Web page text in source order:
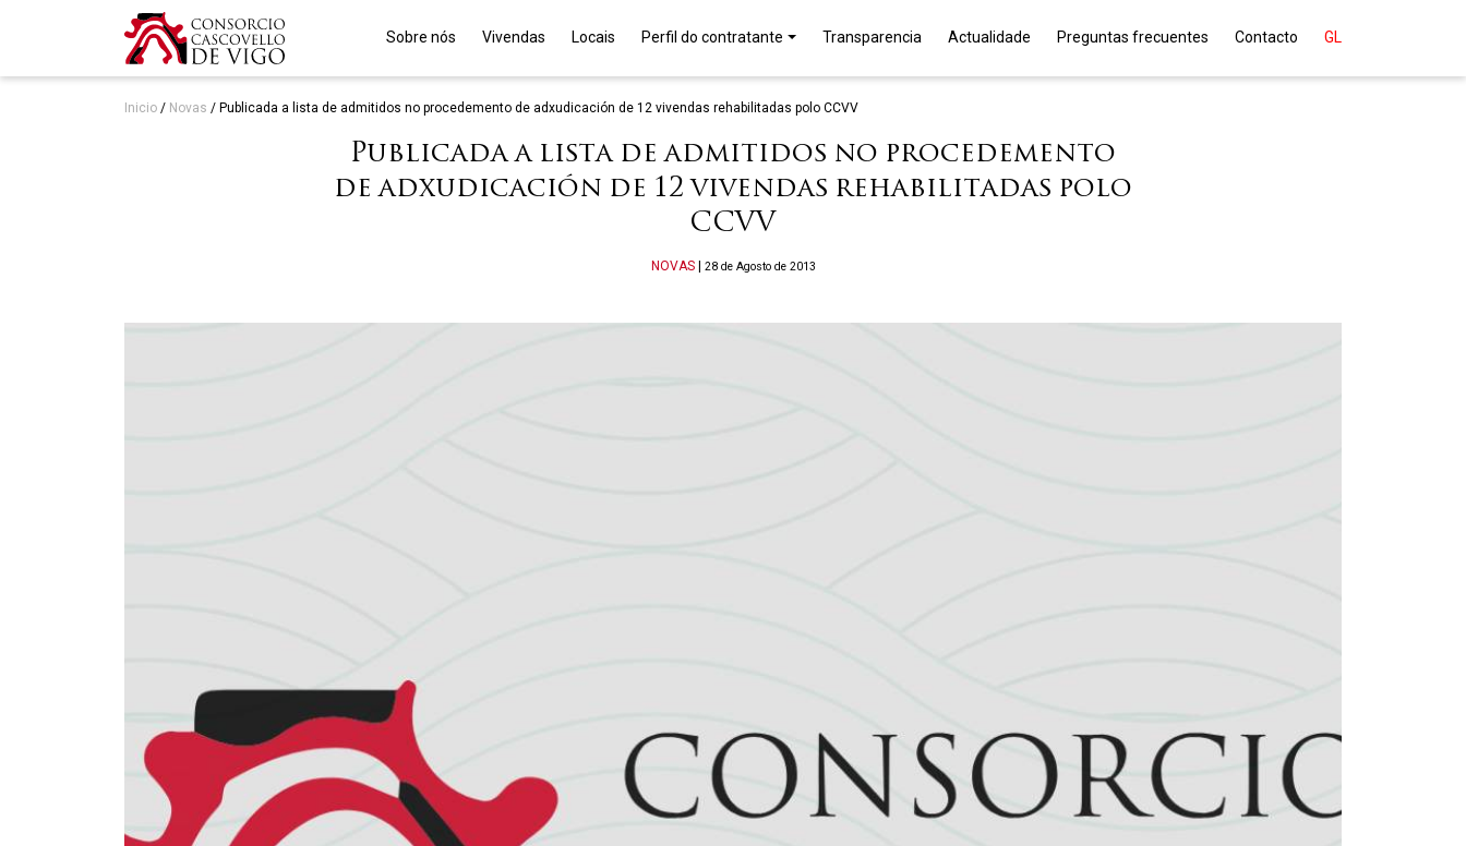
Sobre nós Vivendas Locais Perfil do contratante Transparencia Actualidade Preguntas frecuentes Contacto GL
Inicio / Novas / Publicada a lista de admitidos no procedemento de adxudicación de 12 vivendas rehabilitadas polo CCVV
Publicada a lista de admitidos no procedemento
de adxudicación de 12 vivendas rehabilitadas polo
CCVV
Categories
NOVAS 28 de Agosto de 2013